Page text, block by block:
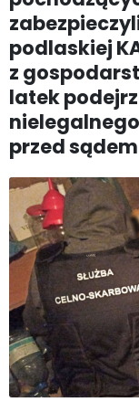
podlaskiej
z
latek
przed